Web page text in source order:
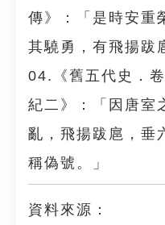
傳》：「是時安重
其驍勇，有飛揚跋
04.《舊五代史．
紀二》：「因唐室
亂，飛揚跋扈，垂
稱偽號。」
資料來源：